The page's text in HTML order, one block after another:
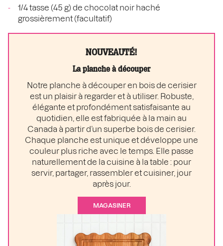
1/4 tasse (45 g) de chocolat noir haché
grossièrement (facultatif)
NOUVEAUTÉ!
La planche à découper
Notre planche à découper en bois de cerisier
est un plaisir à regarder et à utiliser. Robuste,
élégante et profondément satisfaisante au
quotidien, elle est fabriquée à la main au
Canada à partir d’un superbe bois de cerisier.
Chaque planche est unique et développe une
couleur plus riche avec le temps. Elle passe
naturellement de la cuisine à la table : pour
servir, partager, rassembler et cuisiner, jour
après jour.
MAGASINER